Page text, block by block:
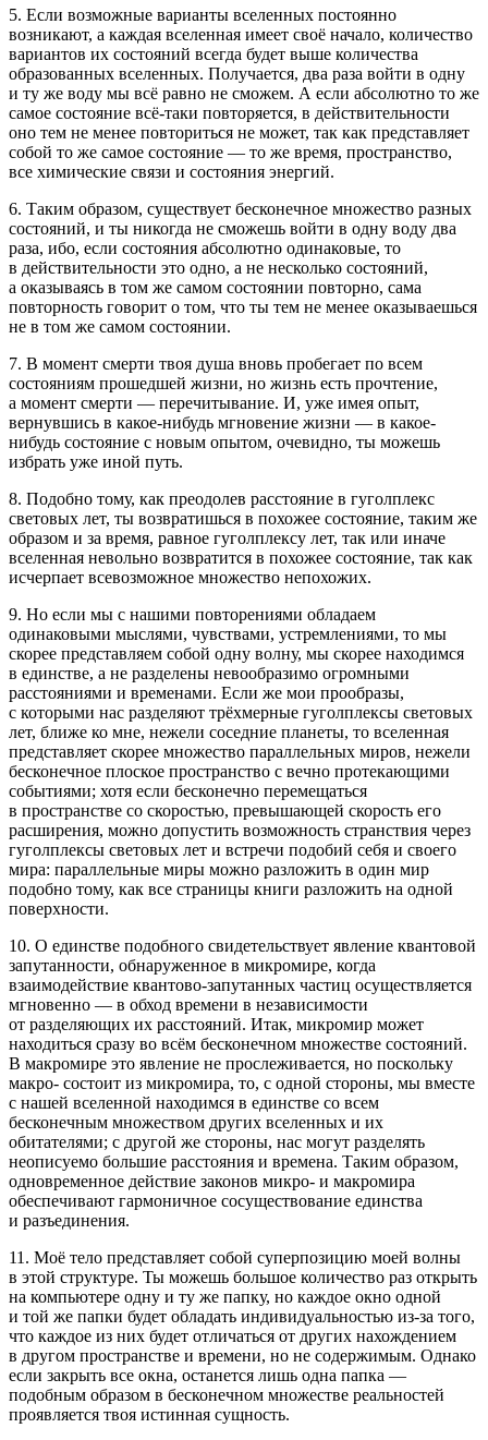
5. Если возможные варианты вселенных постоянно
возникают, а каждая вселенная имеет своё начало, количество
вариантов их состояний всегда будет выше количества
образованных вселенных. Получается, два раза войти в одну
и ту же воду мы всё равно не сможем. А если абсолютно то же
самое состояние всё-таки повторяется, в действительности
оно тем не менее повториться не может, так как представляет
собой то же самое состояние — то же время, пространство,
все химические связи и состояния энергий.
6. Таким образом, существует бесконечное множество разных
состояний, и ты никогда не сможешь войти в одну воду два
раза, ибо, если состояния абсолютно одинаковые, то
в действительности это одно, а не несколько состояний,
а оказываясь в том же самом состоянии повторно, сама
повторность говорит о том, что ты тем не менее оказываешься
не в том же самом состоянии.
7. В момент смерти твоя душа вновь пробегает по всем
состояниям прошедшей жизни, но жизнь есть прочтение,
а момент смерти — перечитывание. И, уже имея опыт,
вернувшись в какое-нибудь мгновение жизни — в какое-
нибудь состояние с новым опытом, очевидно, ты можешь
избрать уже иной путь.
8. Подобно тому, как преодолев расстояние в гуголплекс
световых лет, ты возвратишься в похожее состояние, таким же
образом и за время, равное гуголплексу лет, так или иначе
вселенная невольно возвратится в похожее состояние, так как
исчерпает всевозможное множество непохожих.
9. Но если мы с нашими повторениями обладаем
одинаковыми мыслями, чувствами, устремлениями, то мы
скорее представляем собой одну волну, мы скорее находимся
в единстве, а не разделены невообразимо огромными
расстояниями и временами. Если же мои прообразы,
с которыми нас разделяют трёхмерные гуголплексы световых
лет, ближе ко мне, нежели соседние планеты, то вселенная
представляет скорее множество параллельных миров, нежели
бесконечное плоское пространство с вечно протекающими
событиями; хотя если бесконечно перемещаться
в пространстве со скоростью, превышающей скорость его
расширения, можно допустить возможность странствия через
гуголплексы световых лет и встречи подобий себя и своего
мира: параллельные миры можно разложить в один мир
подобно тому, как все страницы книги разложить на одной
поверхности.
10. О единстве подобного свидетельствует явление квантовой
запутанности, обнаруженное в микромире, когда
взаимодействие квантово-запутанных частиц осуществляется
мгновенно — в обход времени в независимости
от разделяющих их расстояний. Итак, микромир может
находиться сразу во всём бесконечном множестве состояний.
В макромире это явление не прослеживается, но поскольку
макро- состоит из микромира, то, с одной стороны, мы вместе
с нашей вселенной находимся в единстве со всем
бесконечным множеством других вселенных и их
обитателями; с другой же стороны, нас могут разделять
неописуемо большие расстояния и времена. Таким образом,
одновременное действие законов микро- и макромира
обеспечивают гармоничное сосуществование единства
и разъединения.
11. Моё тело представляет собой суперпозицию моей волны
в этой структуре. Ты можешь большое количество раз открыть
на компьютере одну и ту же папку, но каждое окно одной
и той же папки будет обладать индивидуальностью из-за того,
что каждое из них будет отличаться от других нахождением
в другом пространстве и времени, но не содержимым. Однако
если закрыть все окна, останется лишь одна папка —
подобным образом в бесконечном множестве реальностей
проявляется твоя истинная сущность.